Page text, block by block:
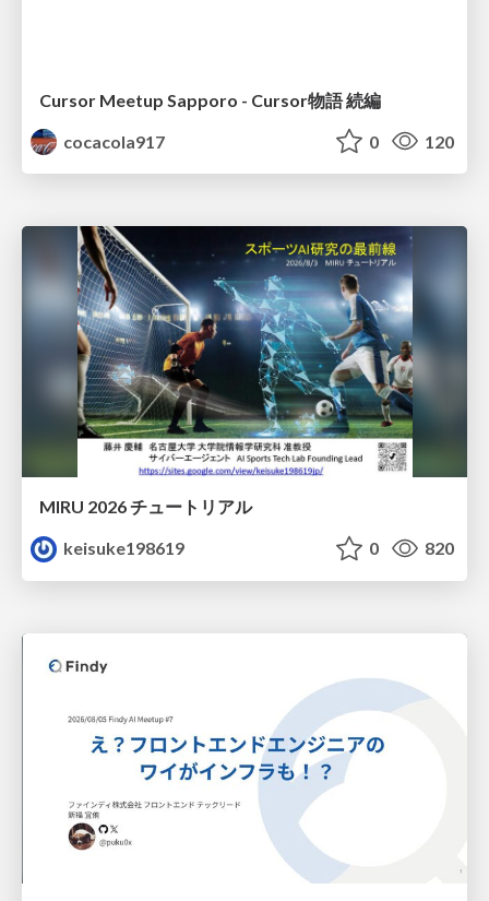
Cursor Meetup Sapporo - Cursor物語 続編
cocacola917
0 120
MIRU 2026 チュートリアル
keisuke198619
0 820